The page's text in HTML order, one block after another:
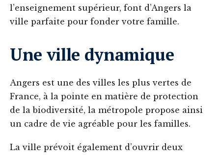
l’enseignement supérieur, font d’Angers la
ville parfaite pour fonder votre famille.
Une ville dynamique
Angers est une des villes les plus vertes de
France, à la pointe en matière de protection
de la biodiversité, la métropole propose ainsi
un cadre de vie agréable pour les familles.
La ville prévoit également d’ouvrir deux